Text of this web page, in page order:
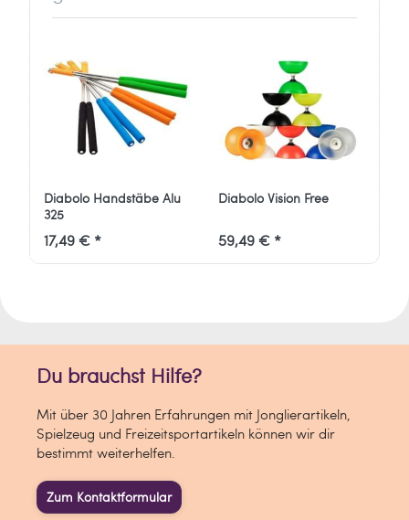
Diabolo Handstäbe Alu
325
17,49 € *
Diabolo Vision Free
59,49 € *
Du brauchst Hilfe?
Mit über 30 Jahren Erfahrungen mit Jonglierartikeln,
Spielzeug und Freizeitsportartikeln können wir dir
bestimmt weiterhelfen.
Zum Kontaktformular